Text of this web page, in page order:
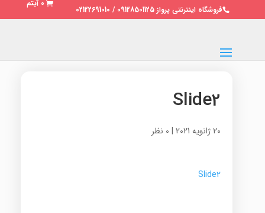
فروشگاه اینترنتی پرواز 09128501125 / 02122691010
0 آیتم
Slide2
20 ژانویه 2021 | 0 نظر
Slide2